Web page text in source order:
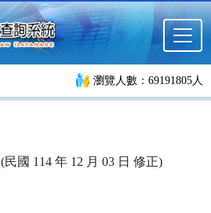
瀏覽人數：69191805人
(民國 114 年 12 月 03 日 修正)